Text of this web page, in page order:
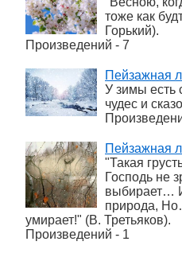
тоже как
Горький).
Произведений - 7
Пейзажная
У зимы есть
чудес и
Пейзажная
"Такая
Господь не
выбирает…
природа,
умирает!" (В. Третьяков).
Произведений - 1